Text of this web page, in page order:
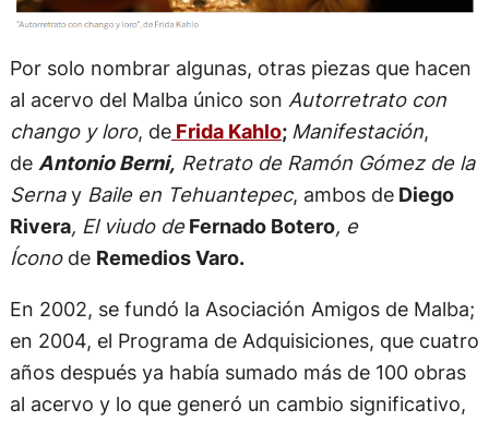
Por solo nombrar algunas, otras piezas que hacen
al acervo del Malba único son Autorretrato con
chango y loro, deFrida Kahlo; Manifestación,
de Antonio Berni, Retrato de Ramón Gómez de la
Sernay Baile en Tehuantepec, ambos deDiego
Rivera, El viudo deFernado Botero, e
Ícono de Remedios Varo.
En 2002, se fundó la Asociación Amigos de Malba;
en 2004, el Programa de Adquisiciones, que cuatro
años después ya había sumado más de 100 obras
al acervo y lo que generó un cambio significativo,